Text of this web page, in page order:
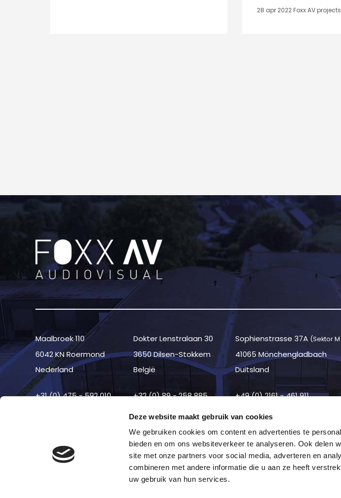
Deze website maakt gebruik van cookies
We gebruiken cookies om content en advertenties te
bieden en om ons websiteverkeer te analyseren. Ook delen
site met onze partners voor social media, adverteren en
combineren met andere informatie die u aan ze heeft
uw gebruik van hun services.
28 apr 2022Foxx AV projects
Maalbroek 110
6042 KN Roermond
Nederland
+31 (0) 475 - 592 010
Dokter Lenstralaan 30
3650 Dilsen-Stokkem
België
+32 (0) 89 - 258 885
Sophienstrasse 37A (Sektor
41065 Mönchengladbach
Duitsland
+49 (0) 2161 - 461 911